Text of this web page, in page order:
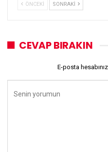
ÖNCEKI SONRAKI
CEVAP BIRAKIN
E-posta